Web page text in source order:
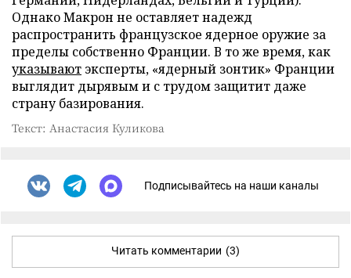
Однако Макрон не оставляет надежд
распространить французское ядерное оружие за
пределы собственно Франции. В то же время, как
указывают эксперты, «ядерный зонтик» Франции
выглядит дырявым и с трудом защитит даже
страну базирования.
Текст: Анастасия Куликова
Подписывайтесь на наши каналы
Читать комментарии (3)